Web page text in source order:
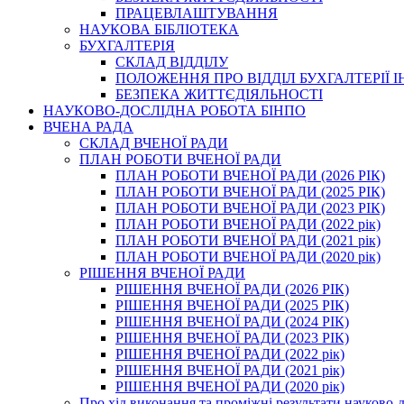
ПРАЦЕВЛАШТУВАННЯ
НАУКОВА БІБЛІОТЕКА
БУХГАЛТЕРІЯ
СКЛАД ВІДДІЛУ
ПОЛОЖЕННЯ ПРО ВІДДІЛ БУХГАЛТЕРІЇ
БЕЗПЕКА ЖИТТЄДІЯЛЬНОСТІ
НАУКОВО-ДОСЛІДНА РОБОТА БІНПО
ВЧЕНА РАДА
СКЛАД ВЧЕНОЇ РАДИ
ПЛАН РОБОТИ ВЧЕНОЇ РАДИ
ПЛАН РОБОТИ ВЧЕНОЇ РАДИ (2026 РІК)
ПЛАН РОБОТИ ВЧЕНОЇ РАДИ (2025 РІК)
ПЛАН РОБОТИ ВЧЕНОЇ РАДИ (2023 РІК)
ПЛАН РОБОТИ ВЧЕНОЇ РАДИ (2022 рік)
ПЛАН РОБОТИ ВЧЕНОЇ РАДИ (2021 рік)
ПЛАН РОБОТИ ВЧЕНОЇ РАДИ (2020 рік)
РІШЕННЯ ВЧЕНОЇ РАДИ
РІШЕННЯ ВЧЕНОЇ РАДИ (2026 РІК)
РІШЕННЯ ВЧЕНОЇ РАДИ (2025 РІК)
РІШЕННЯ ВЧЕНОЇ РАДИ (2024 РІК)
РІШЕННЯ ВЧЕНОЇ РАДИ (2023 РІК)
РІШЕННЯ ВЧЕНОЇ РАДИ (2022 рік)
РІШЕННЯ ВЧЕНОЇ РАДИ (2021 рік)
РІШЕННЯ ВЧЕНОЇ РАДИ (2020 рік)